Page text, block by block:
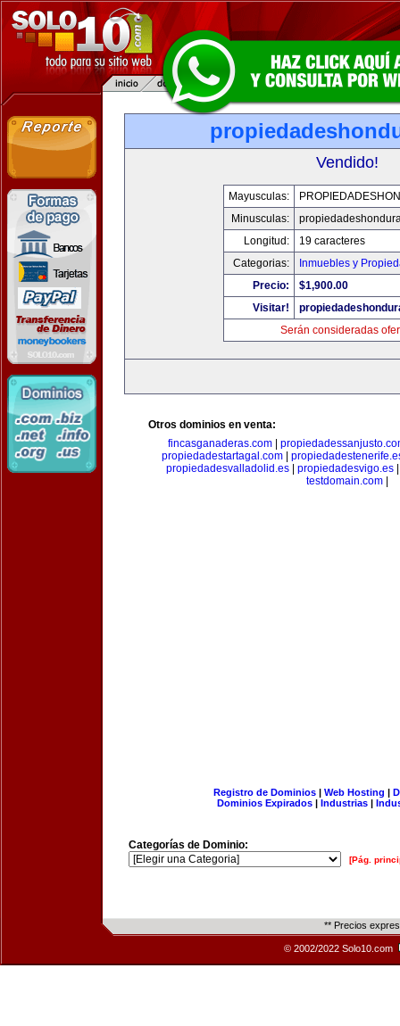
Vendido!
Mayusculas:
Minusculas:
Longitud:
19 caracteres
Categorias:
Inmuebles y
Precio:
$1,900.00
Visitar!
Serán consideradas
Otros dominios en venta:
fincasganaderas.com
propiedadestartagal.com|
propiedadesvalladolid.es
propiedadesvigo.es
testdomain.com
Registro de Dominios| Web Hosting |
Dominios Expirados | Industrias |
Categorías de Dominio:
[Pág.
** Precios
© 2002/2022 Solo10.com